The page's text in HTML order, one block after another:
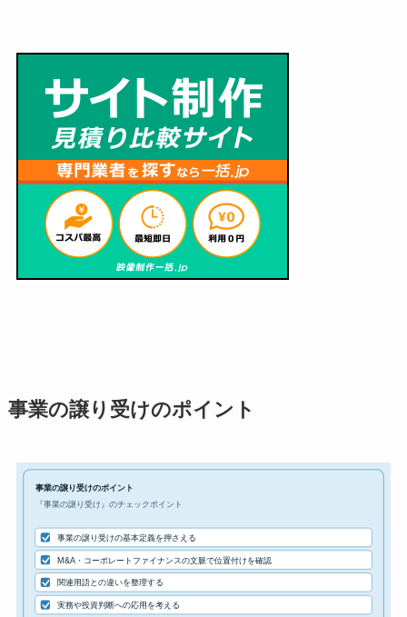
事業の譲り受けのポイント
事業の譲り受けのポイント
『事業の譲り受け』のチェックポイント
事業の譲り受けの基本定義を押さえる
M&A・コーポレートファイナンスの文脈で位置付けを確認
関連用語との違いを整理する
実務や投資判断への応用を考える